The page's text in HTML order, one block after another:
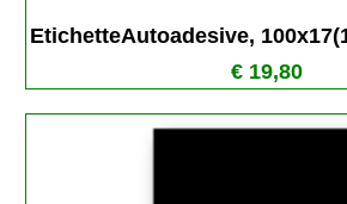
EtichetteAutoadesive,
€ 19,80